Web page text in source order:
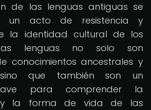
de las lenguas antiguas se
un acto de resistencia y
la identidad cultural de los
lenguas no solo son
conocimientos ancestrales y
sino que también son un
para comprender la
y la forma de vida de las